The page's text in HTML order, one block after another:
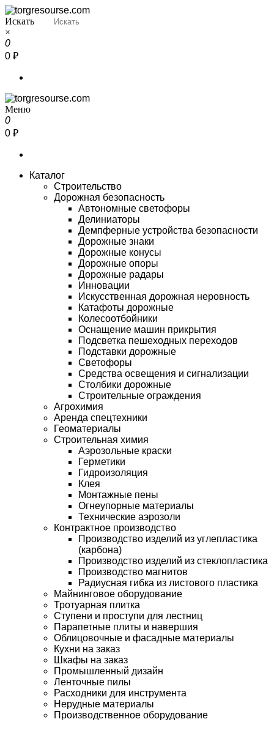
Перейти
к
содержимому
Torgresourse
Промышленный маркетплейс
Искать
×
0
0 ₽
Torgresourse
Промышленный маркетплейс
Меню
0
0 ₽
Каталог
Строительство
Дорожная безопасность
Автономные светофоры
Делиниаторы
Демпферные устройства безопасности
Дорожные знаки
Дорожные конусы
Дорожные опоры
Дорожные радары
Инновации
Искусственная дорожная неровность
Катафоты дорожные
Колесоотбойники
Оснащение машин прикрытия
Подсветка пешеходных переходов
Подставки дорожные
Светофоры
Средства освещения и сигнализации
Столбики дорожные
Строительные ограждения
Агрохимия
Аренда спецтехники
Геоматериалы
Строительная химия
Аэрозольные краски
Герметики
Гидроизоляция
Клея
Монтажные пены
Огнеупорные материалы
Технические аэрозоли
Контрактное производство
Производство изделий из углепластика
(карбона)
Производство изделий из стеклопластика
Производство магнитов
Радиусная гибка из листового пластика
Майнинговое оборудование
Тротуарная плитка
Ступени и проступи для лестниц
Парапетные плиты и навершия
Облицовочные и фасадные материалы
Кухни на заказ
Шкафы на заказ
Промышленный дизайн
Ленточные пилы
Расходники для инструмента
Нерудные материалы
Производственное оборудование